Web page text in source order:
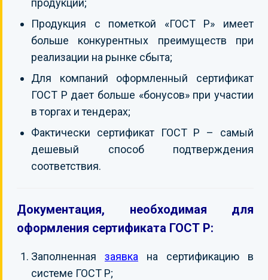
продукции;
Продукция с пометкой «ГОСТ Р» имеет
больше конкурентных преимуществ при
реализации на рынке сбыта;
Для компаний оформленный сертификат
ГОСТ Р дает больше «бонусов» при участии
в торгах и тендерах;
Фактически сертификат ГОСТ Р – самый
дешевый способ подтверждения
соответствия.
Документация, необходимая для
оформления сертификата ГОСТ Р:
Заполненная заявка на сертификацию в
системе ГОСТ Р;